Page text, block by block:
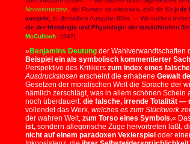
Nervennnetzen,
die Formen so erkennen, daß sie fürjede
ausgeht, zu derselben Ausgabe führt. — Wir suchen
die der Histologie und Physiologie der tatsächlichen
McCulloch , 1947]
»Benjamins Deutung der Wahlverwandtschaften
Beispiel ein als symbolisch kommentierter
Perspektive des Kritikers zum Index eines
Ausdruckslosen erscheint die erhabene Gewalt
Gesetzen der moralischen Welt die Sprache der
nämlich zerschlägt, was in allem schönen Schein
noch überdauert: die falsche, irrende Totalität —
vollendet das Werk, welches es zum Stückwerk
der wahren Welt, zum Torso eines Symbols.«
ist, sondern allegorische Züge hervortreten läßt,
nicht auf einem paradoxen Vexierspiel oder